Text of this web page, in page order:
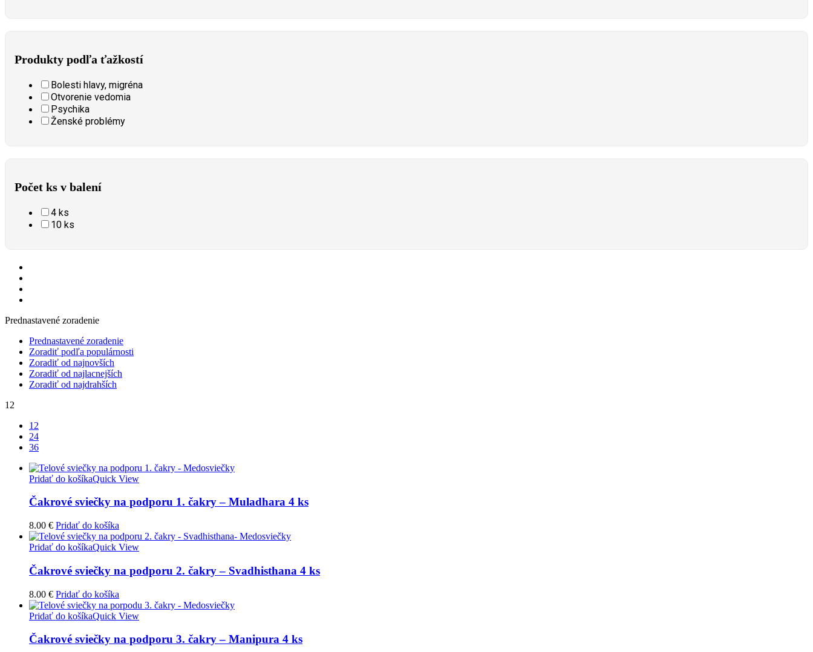
Produkty podľa ťažkostí
Bolesti hlavy, migréna
Otvorenie vedomia
Psychika
Ženské problémy
Počet ks v balení
4 ks
10 ks
Prednastavené zoradenie
Prednastavené zoradenie
Zoradiť podľa populárnosti
Zoradiť od najnovších
Zoradiť od najlacnejších
Zoradiť od najdrahších
12
12
24
36
Pridať do košíkaQuick View
Čakrové sviečky na podporu 1. čakry – Muladhara 4 ks
8.00 € Pridať do košíka
Pridať do košíkaQuick View
Čakrové sviečky na podporu 2. čakry – Svadhisthana 4 ks
8.00 € Pridať do košíka
Pridať do košíkaQuick View
Čakrové sviečky na podporu 3. čakry – Manipura 4 ks